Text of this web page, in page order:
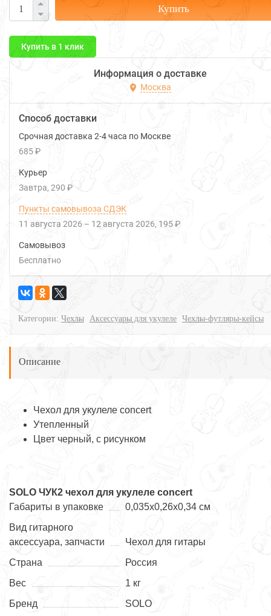
Купить
Купить в 1 клик
Информация о доставке
Москва
Способ доставки
Срочная доставка 2-4 часа по Москве
685 ₽
Курьер
Завтра 290 ₽
Пункты самовывоза СДЭК
11 августа 2026 – 12 августа 2026 195 ₽
Самовывоз
Бесплатно
Категории: Чехлы Аксессуары для укулеле Чехлы-футляры-кейсы
Описание
Чехол для укулеле concert
Утепленный
Цвет черный, с рисунком
SOLO ЧУК2 чехол для укулеле concert
Габариты в упаковке
0,035х0,26х0,34 см
Вид гитарного
аксессуара, запчасти
Чехол для гитары
Страна
Россия
Вес
1 кг
Бренд
SOLO